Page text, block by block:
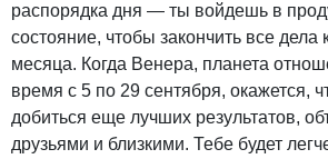
распорядка дня — ты войдешь в
состояние, чтобы закончить все дела
месяца. Когда Венера, планета
время с 5 по 29 сентября, окажется,
добиться еще лучших результатов,
друзьями и близкими. Тебе будет